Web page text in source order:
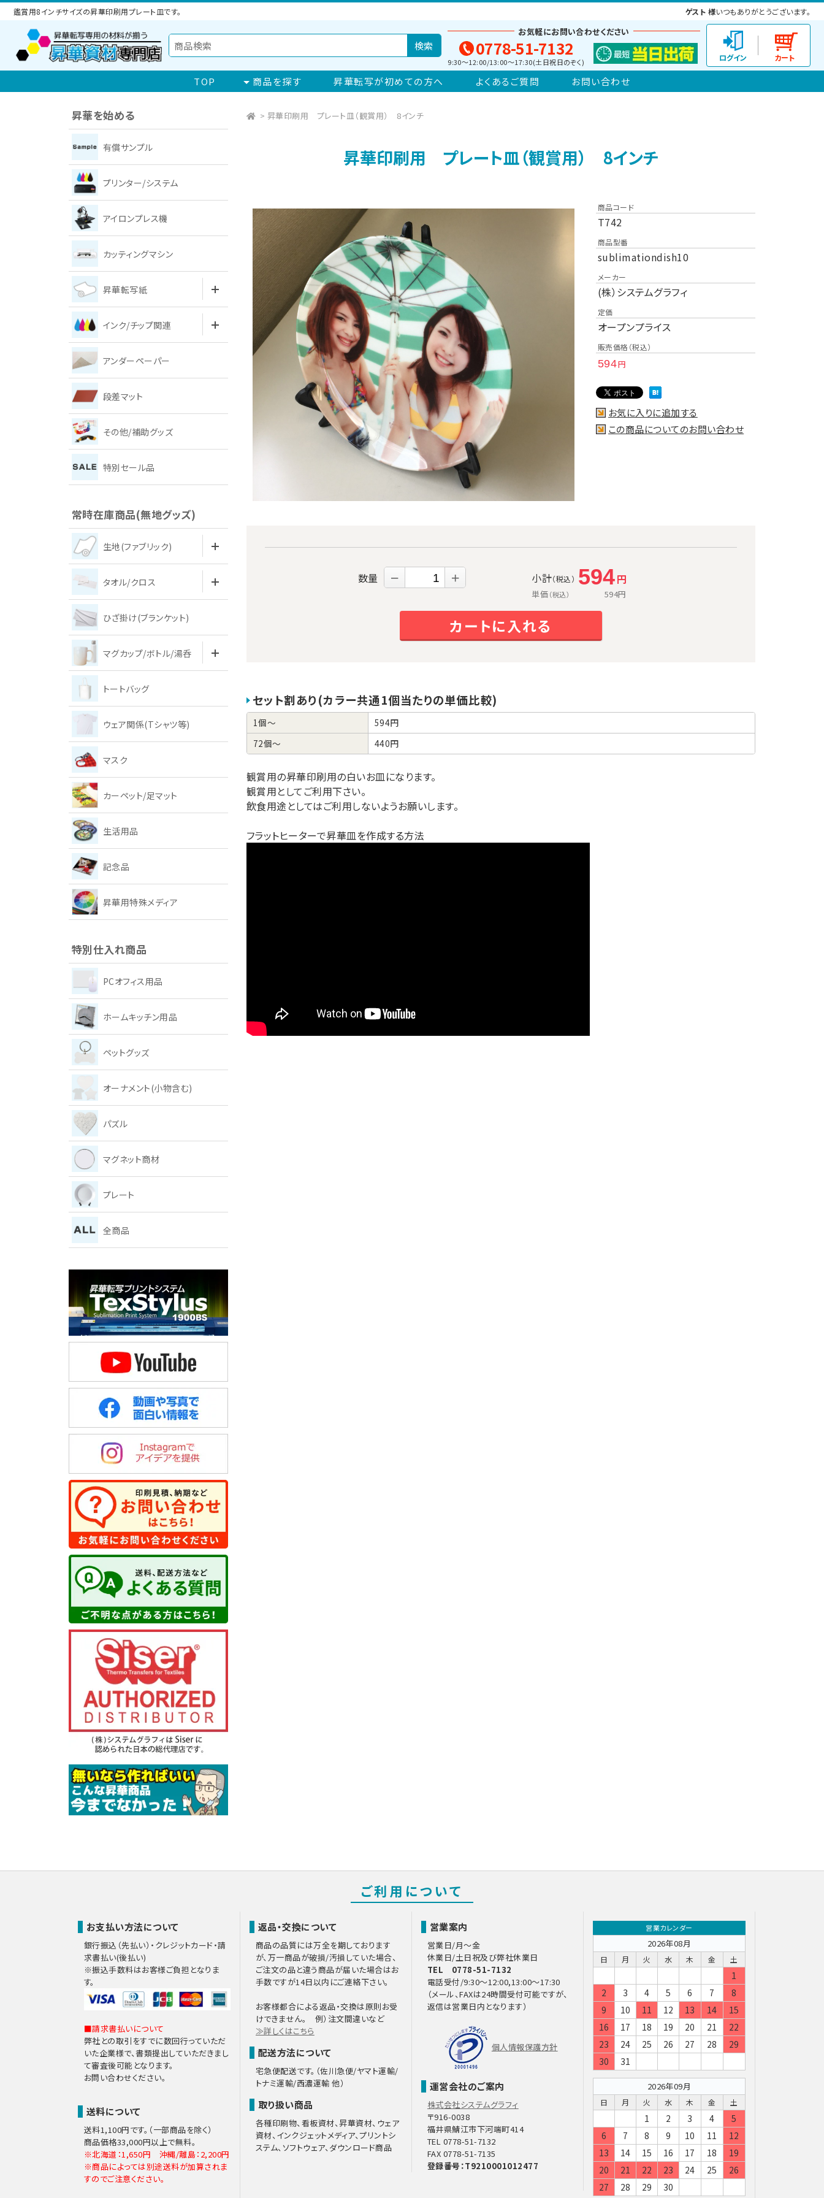
鑑賞用8インチサイズの昇華印刷用プレート皿です。 ゲスト 様いつもありがとうございます。
お気軽にお問い合わせください
0778-51-7132
9:30～12:00/13:00～17:30(土日祝日のぞく)
TOP 商品を探す 昇華転写が初めての方へ よくあるご質問 お問い合わせ
> 昇華印刷用 プレート皿（観賞用） 8インチ
昇華印刷用 プレート皿（観賞用） 8インチ
セット割あり(カラー共通1個当たりの単価比較)
1個～
594円
72個～
440円
観賞用の昇華印刷用の白いお皿になります。
観賞用としてご利用下さい。
飲食用途としてはご利用しないようお願いします。
フラットヒーターで昇華皿を作成する方法
商品コード
T742
商品型番
sublimationdish10
メーカー
(株）システムグラフィ
定価
オープンプライス
販売価格（税込）
594円
お気に入りに追加する
この商品についてのお問い合わせ
数量 － ＋ 小計（税込） 594円
単価（税込） 594円
カートに入れる
昇華を始める
有償サンプル
プリンター/システム
アイロンプレス機
カッティングマシン
昇華転写紙
インク/チップ関連
アンダーペーパー
段差マット
その他/補助グッズ
特別セール品
常時在庫商品(無地グッズ)
生地(ファブリック)
タオル/クロス
ひざ掛け(ブランケット)
マグカップ/ボトル/湯呑
トートバッグ
ウェア関係(Tシャツ等)
マスク
カーペット/足マット
生活用品
記念品
昇華用特殊メディア
特別仕入れ商品
PCオフィス用品
ホームキッチン用品
ペットグッズ
オーナメント(小物含む)
パズル
マグネット商材
プレート
全商品
ご利用について
お支払い方法について
銀行振込（先払い）・クレジットカード・請
求書払い(後払い)
※振込手数料はお客様ご負担となりま
す。
■請求書払いについて
弊社との取引をすでに数回行っていただ
いた企業様で、書類提出していただきまし
て審査後可能となります。
お問い合わせください。
送料について
送料1,100円です。（一部商品を除く）
商品価格33,000円以上で無料。
※北海道：1,650円 沖縄/離島：2,200円
※商品によっては別途送料が加算されま
すのでご注意ください。
返品・交換について
商品の品質には万全を期しております
が、万一商品が破損/汚損していた場合、
ご注文の品と違う商品が届いた場合はお
手数ですが14日以内にご連絡下さい。
お客様都合による返品・交換は原則お受
けできません。 例）注文間違いなど
≫詳しくはこちら
配送方法について
宅急便配送です。（佐川急便/ヤマト運輸/
トナミ運輸/西濃運輸 他）
取り扱い商品
各種印刷物、看板資材、昇華資材、ウェア
資材、インクジェットメディア、プリントシ
ステム、ソフトウェア、ダウンロード商品
営業案内
営業日/月～金
休業日/土日祝及び弊社休業日
TEL 0778-51-7132
電話受付/9:30～12:00,13:00～17:30
（メール、FAXは24時間受付可能ですが、
返信は営業日内となります）
個人情報保護方針
運営会社のご案内
株式会社システムグラフィ
〒916-0038
福井県鯖江市下河端町414
TEL 0778-51-7132
FAX 0778-51-7135
登録番号：T9210001012477
営業カレンダー
2026年08月
日 月 火 水 木 金 土
1
2
3 4 5 6 7
8
9
10 11 12 13 14
15
16
17 18 19 20 21
22
23
24 25 26 27 28
29
30
31
2026年09月
日 月 火 水 木 金 土
1 2 3 4
5
6
7 8 9 10 11
12
13
14 15 16 17 18
19
20
21 22 23 24 25
26
27
28 29 30